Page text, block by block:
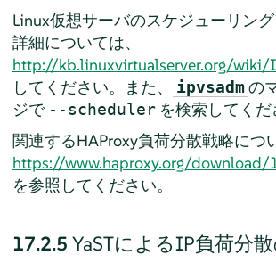
Linux仮想サーバのスケジューリン
詳細については、
http://kb.linuxvirtualserver.org/wiki/
してください。また、
ipvsadm の
ジで --scheduler を検索してくだ
関連するHAProxy負荷分散戦略につ
https://www.haproxy.org/
を参照してください。
17.2.5 YaSTによるIP負荷分